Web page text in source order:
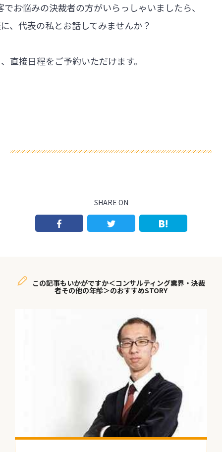
お悩みの決裁者の方がいらっしゃいましたら、
、代表の私とお話してみませんか？
直接日程をご予約いただけます。
SHARE ON
この記事もいかがですか＜コンサルティング業界・決裁
者その他の年齢＞のおすすめSTORY